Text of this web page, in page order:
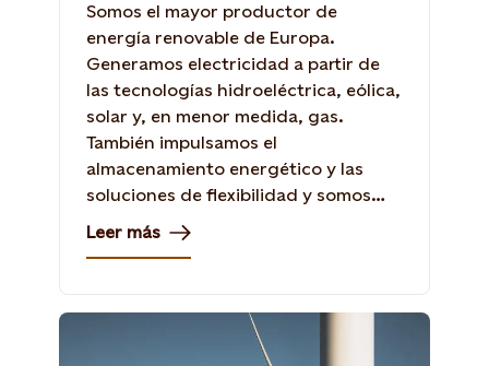
Somos el mayor productor de
energía renovable de Europa.
Generamos electricidad a partir de
las tecnologías hidroeléctrica, eólica,
solar y, en menor medida, gas.
También impulsamos el
almacenamiento energético y las
soluciones de flexibilidad y somos
referente en mercados energéticos.
Leer más